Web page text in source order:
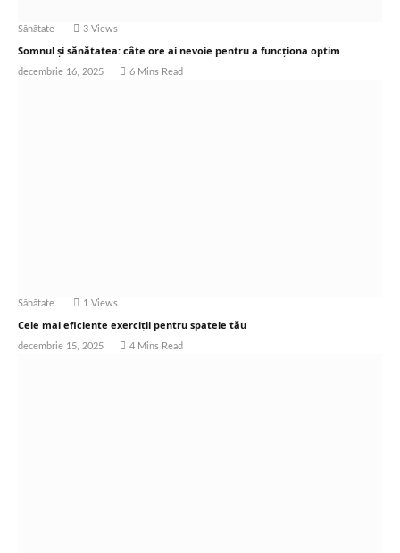
Sănătate 3 Views
Somnul și sănătatea: câte ore ai nevoie pentru a funcționa optim
decembrie 16, 2025 6 Mins Read
Sănătate 1 Views
Cele mai eficiente exerciții pentru spatele tău
decembrie 15, 2025 4 Mins Read